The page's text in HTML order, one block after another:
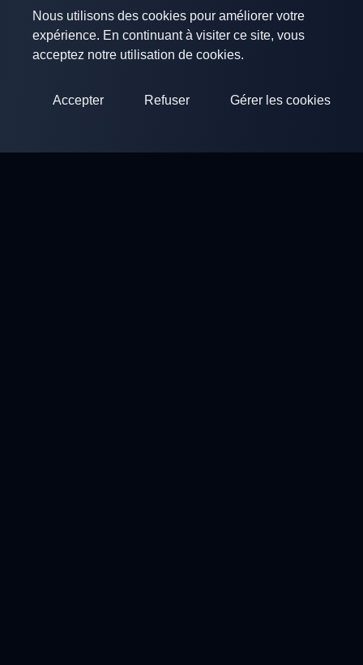
Nous utilisons des cookies pour améliorer votre
expérience. En continuant à visiter ce site, vous
acceptez notre utilisation de cookies.
Accepter Refuser Gérer les cookies